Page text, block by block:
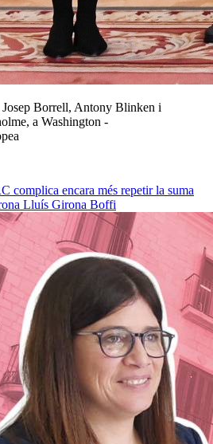
Borrell, Antony Blinken i
a Washington -
complica encara més repetir la suma
Lluís Girona Boffi